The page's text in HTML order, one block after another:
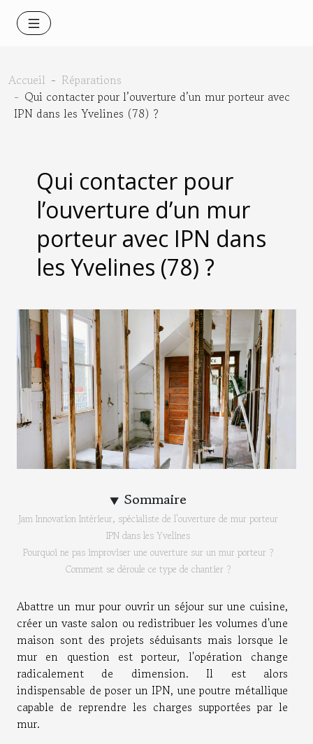
Accueil
Réparations
Qui contacter pour l’ouverture d’un mur porteur avec
IPN dans les Yvelines (78) ?
Qui contacter pour
l’ouverture d’un mur
porteur avec IPN dans
les Yvelines (78) ?
Sommaire
Jam Innovation Intérieur, spécialiste de l'ouverture de mur porteur
IPN dans les Yvelines
Pourquoi ne pas improviser une ouverture sur un mur porteur ?
Comment se déroule ce type de chantier ?
Abattre un mur pour ouvrir un séjour sur une cuisine,
créer un vaste salon ou redistribuer les volumes d'une
maison sont des projets séduisants mais lorsque le
mur en question est porteur, l'opération change
radicalement de dimension. Il est alors
indispensable de poser un IPN, une poutre métallique
capable de reprendre les charges supportées par le
mur.